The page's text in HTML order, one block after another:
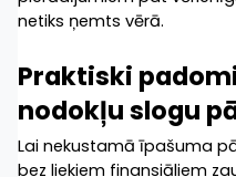
netiks ņemts vērā.
Praktiski
nodokļu slogu
Lai nekustamā īpašuma
bez liekiem finansiāliem